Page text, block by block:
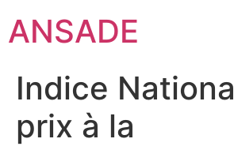
ANSADE
Indice
prix à la